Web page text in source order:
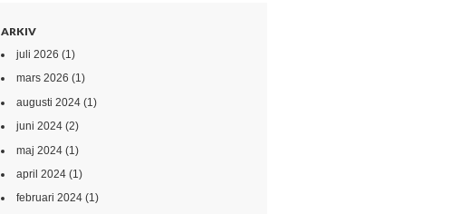
ARKIV
juli 2026 (1)
mars 2026 (1)
augusti 2024(1)
juni 2024(2)
maj 2024(1)
april 2024(1)
februari 2024(1)